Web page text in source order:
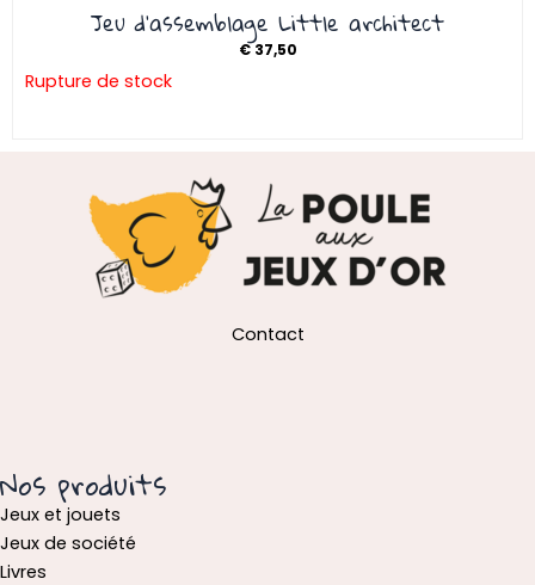
Jeu d’assemblage Little architect
€37,50
Rupture de stock
Contact
Nos produits
Jeux et jouets
Jeux de société
Livres